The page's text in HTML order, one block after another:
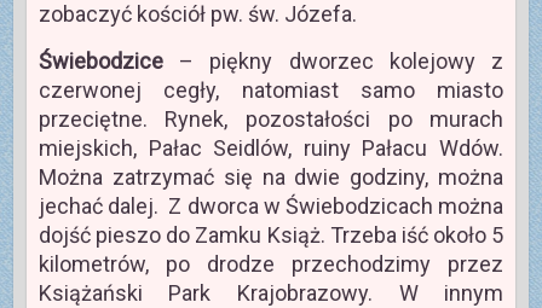
zobaczyć kościół pw. św. Józefa.
Świebodzice– piękny dworzec kolejowy z
czerwonej cegły, natomiast samo miasto
przeciętne. Rynek, pozostałości po murach
miejskich, Pałac Seidlów, ruiny Pałacu Wdów.
Można zatrzymać się na dwie godziny, można
jechać dalej. Z dworca w Świebodzicach można
dojść pieszo do Zamku Książ. Trzeba iść około 5
kilometrów, po drodze przechodzimy przez
Książański Park Krajobrazowy. W innym